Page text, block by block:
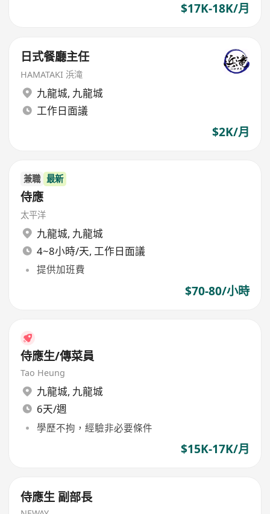
$17K-18K/月
日式餐廳主任
HAMATAKI 浜滝
九龍城, 九龍城
工作日面議
$2K/月
兼職 最新
侍應
太平洋
九龍城, 九龍城
4~8小時/天, 工作日面議
提供加班費
$70-80/小時
侍應生/傳菜員
Tao Heung
九龍城, 九龍城
6天/週
學歷不拘，經驗非必要條件
$15K-17K/月
侍應生 副部長